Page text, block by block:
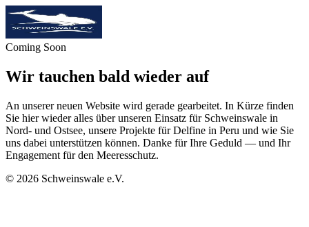
Coming Soon
Wir tauchen bald wieder auf
An unserer neuen Website wird gerade gearbeitet. In Kürze finden
Sie hier wieder alles über unseren Einsatz für Schweinswale in
Nord- und Ostsee, unsere Projekte für Delfine in Peru und wie Sie
uns dabei unterstützen können. Danke für Ihre Geduld — und Ihr
Engagement für den Meeresschutz.
© 2026 Schweinswale e.V.